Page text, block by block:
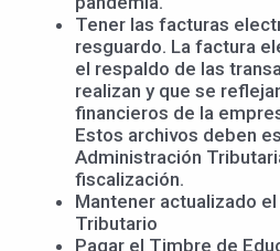
Tener las facturas
resguardo. La factura
el respaldo de las
realizan y que se
financieros de la
Estos archivos deben
Administración
fiscalización.
Mantener actualizado
Tributario
Pagar el Timbre de